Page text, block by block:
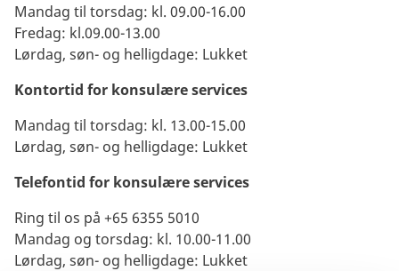
Mandag til torsdag: kl. 09.00-16.00
Fredag: kl.09.00-13.00
Lørdag, søn- og helligdage: Lukket
Kontortid for konsulære services
Mandag til torsdag: kl. 13.00-15.00
Lørdag, søn- og helligdage: Lukket
Telefontid for konsulære services
Ring til os på +65 6355 5010
Mandag og torsdag: kl. 10.00-11.00
Lørdag, søn- og helligdage: Lukket